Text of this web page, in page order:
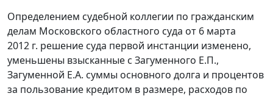
Определением судебной коллегии по гражданским
делам Московского областного суда от 6 марта
2012 г. решение суда первой инстанции изменено,
уменьшены взысканные с Загуменного Е.П.,
Загуменной Е.А. суммы основного долга и процентов
за пользование кредитом в размере, расходов по